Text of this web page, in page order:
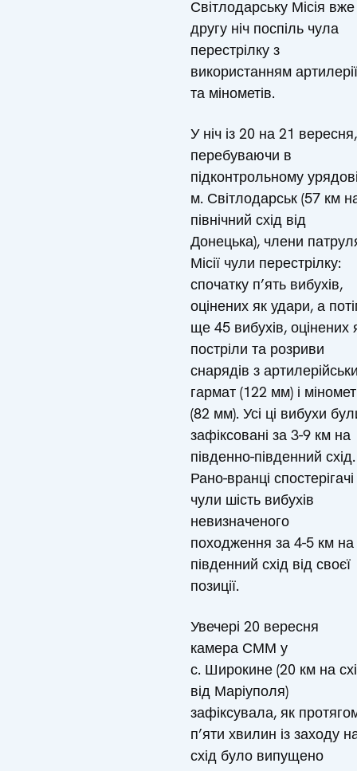
Світлодарську Місія вже
другу ніч поспіль чула
перестрілку з
використанням артилерії
та мінометів.
У ніч із 20 на 21 вересня,
перебуваючи в
підконтрольному
м. Світлодарськ (57 км
північний схід від
Донецька), члени
Місії чули перестрілку:
спочатку п’ять вибухів,
оцінених як удари, а
ще 45 вибухів, оцінених
постріли та розриви
снарядів з
гармат (122 мм) і
(82 мм). Усі ці вибухи
зафіксовані за 3-9 км на
південно-південний схід.
Рано-вранці спостерігачі
чули шість вибухів
невизначеного
походження за 4-5 км на
південний схід від своєї
позиції.
Увечері 20 вересня
камера СММ у
с. Широкине (20 км на
від Маріуполя)
зафіксувала, як
п’яти хвилин із заходу
схід було випущено